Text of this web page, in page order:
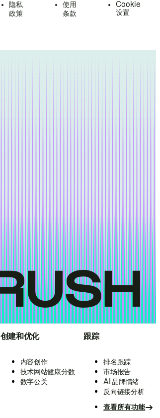
创建和优化
内容创作
技术网站健康分数
数字公关
跟踪
排名跟踪
市场报告
AI 品牌情绪
反向链接分析
查看所有功能
隐私
政策
使用
条款
Cookie
设置